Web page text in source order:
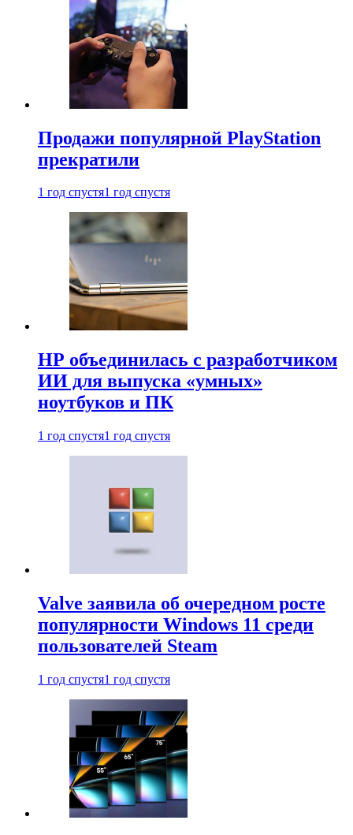
Продажи популярной PlayStation
прекратили
1 год спустя1 год спустя
HP объединилась с разработчиком
ИИ для выпуска «умных»
ноутбуков и ПК
1 год спустя1 год спустя
Valve заявила об очередном росте
популярности Windows 11 среди
пользователей Steam
1 год спустя1 год спустя